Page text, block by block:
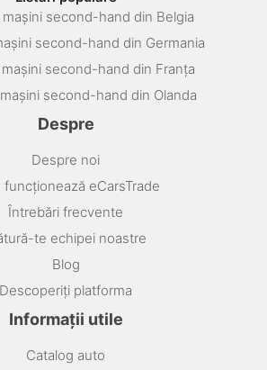
mașini second-hand din Belgia
second-hand din Germania
second-hand din Franța
second-hand din Olanda
Despre
Despre noi
funcționează eCarsTrade
Întrebări frecvente
te echipei noastre
Blog
Descoperiți platforma
Informații utile
Catalog auto